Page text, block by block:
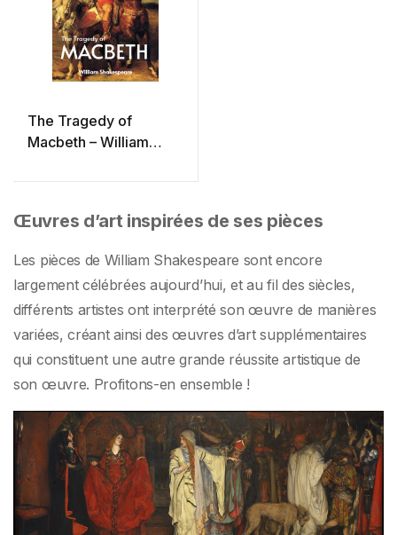
The Tragedy of
Macbeth – William
Œuvres d’art inspirées de ses pièces
Les pièces de William Shakespeare sont encore
largement célébrées aujourd’hui, et au fil des siècles,
différents artistes ont interprété son œuvre de manières
variées, créant ainsi des œuvres d’art supplémentaires
qui constituent une autre grande réussite artistique de
son œuvre. Profitons-en ensemble !